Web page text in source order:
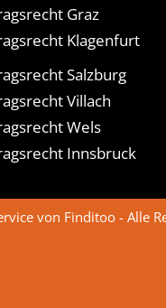
Graz
Klagenfurt
Salzburg
Villach
Wels
Innsbruck
von Finditoo - Alle